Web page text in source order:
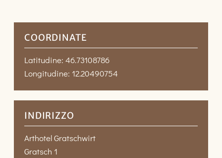
COORDINATE
Latitudine:46.73108786
Longitudine: 12.20490754
INDIRIZZO
Arthotel Gratschwirt
Gratsch 1